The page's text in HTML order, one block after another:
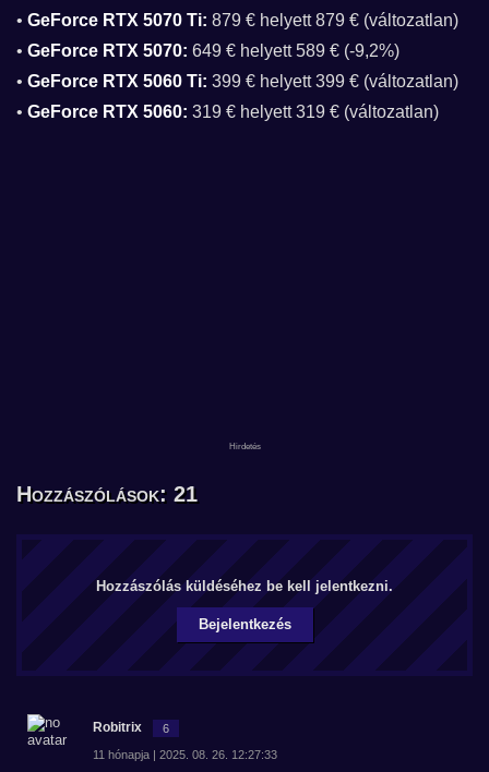
• GeForce RTX 5070 Ti: 879 € helyett 879 € (változatlan)
• GeForce RTX 5070: 649 € helyett 589 € (-9,2%)
• GeForce RTX 5060 Ti: 399 € helyett 399 € (változatlan)
• GeForce RTX 5060: 319 € helyett 319 € (változatlan)
Hozzászólások: 21
Hozzászólás küldéséhez be kell jelentkezni.
Bejelentkezés
Robitrix 6
11 hónapja | 2025. 08. 26. 12:27:33